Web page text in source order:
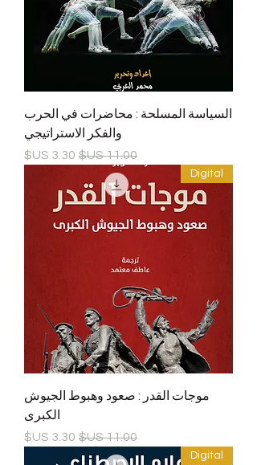
السياسة المسلحة : محاضرات في الحرب
والفكر الاستراتيجي
سعر عادي
سعر البيع
Digital
موجات القدر : صعود وهبوط الجيوش
الكبرى
سعر عادي
سعر البيع
Digital